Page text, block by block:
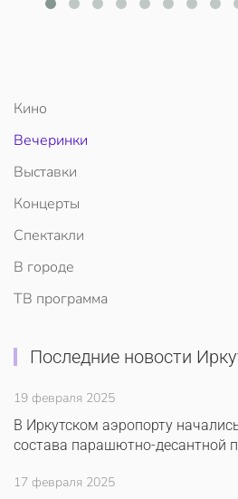
Кино
Вечеринки
Выставки
Концерты
Спектакли
В городе
ТВ программа
Последние новости
19 февраля 2025
В Иркутском аэропорту
состава парашютно-десантной
17 февраля 2025